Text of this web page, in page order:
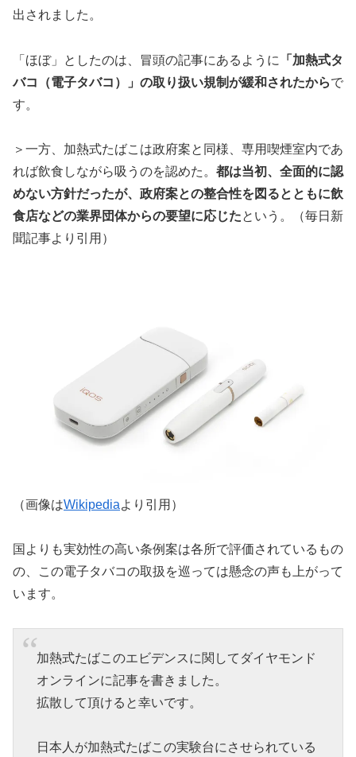
出されました。
「ほぼ」としたのは、冒頭の記事にあるように
「加熱式タ
バコ（電子タバコ）」の取り扱い規制が緩和されたからで
す。
＞一方、加熱式たばこは政府案と同様、専用喫煙室内であ
れば飲食しながら吸うのを認めた。 都は当初、全面的に認
めない方針だったが、政府案との整合性を図るとともに飲
食店などの業界団体からの要望に応じたという。（毎日新
聞記事より引用）
（画像はWikipediaより引用）
国よりも実効性の高い条例案は各所で評価されているもの
の、この電子タバコの取扱を巡っては懸念の声も上がって
います。
加熱式たばこのエビデンスに関してダイヤモンド
オンラインに記事を書きました。
拡散して頂けると幸いです。
日本人が加熱式たばこの実験台にさせられている